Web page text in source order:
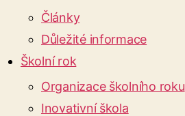
Články
Důležité informace
Školní rok
Organizace školního roku
Inovativní škola